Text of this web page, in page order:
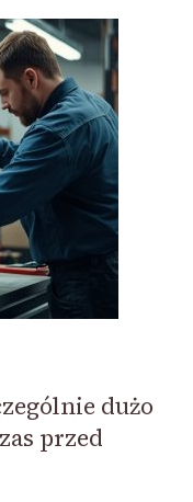
dużo
przed